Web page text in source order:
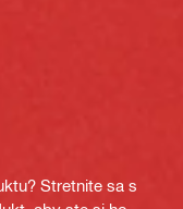
Stretnite sa s